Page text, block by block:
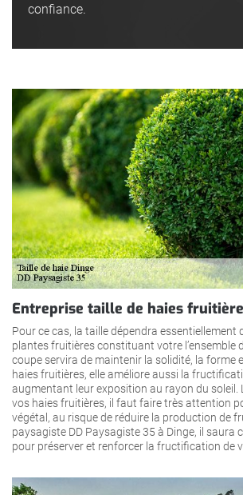
confiance.
Entreprise taille de haies
Pour ce cas, la taille dépendra essentiellement
plantes fruitières constituant votre l’ensemble
coupe servira de maintenir la solidité, la forme
haies fruitières, elle améliore aussi la
augmentant leur exposition au rayon du soleil.
vos haies fruitières, il faut faire très attention
végétal, au risque de réduire la production de
paysagiste DD Paysagiste 35 à Dinge, il saura
pour préserver et renforcer la fructification de